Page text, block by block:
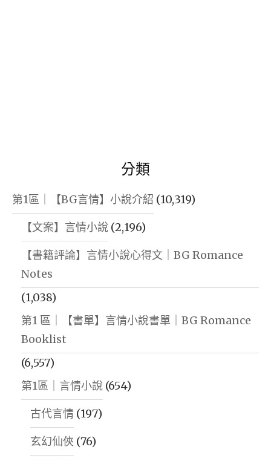
分類
第1區｜【BG言情】小說介紹 (10,319)
【文案】言情小說 (2,196)
【書籍評論】言情小說心得文｜BG Romance
Notes
(1,038)
第1 區｜【書單】言情小說書單｜BG Romance
Booklist
(6,557)
第1區｜言情小說 (654)
古代言情 (197)
玄幻仙俠 (76)